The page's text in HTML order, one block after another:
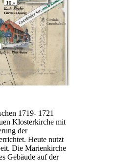
1719- 1721
Klosterkirche mit
der
Heute nutzt
Die Marienkirche
Gebäude auf der